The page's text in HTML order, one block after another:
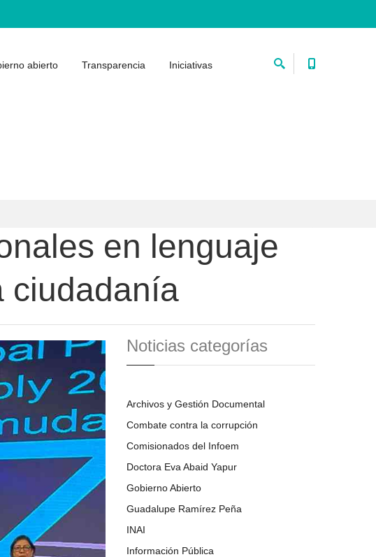
abierto Transparencia Iniciativas
en lenguaje
ciudadanía
Noticias categorías
Archivos y Gestión Documental
Combate contra la corrupción
Comisionados del Infoem
Doctora Eva Abaid Yapur
Gobierno Abierto
Guadalupe Ramírez Peña
INAI
Información Pública